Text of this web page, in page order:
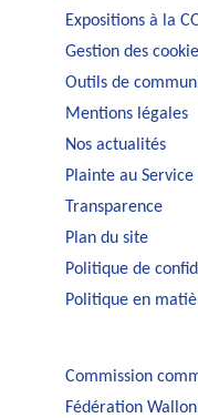
Expositions à la
Gestion des
Outils de
Mentions légales
Nos actualités
Plainte au
Transparence
Plan du site
Politique de
Politique en
Commission
Fédération